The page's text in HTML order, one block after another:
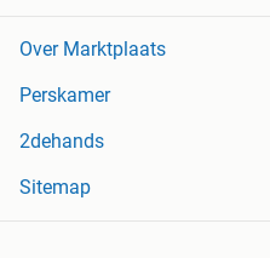
Over Marktplaats
Perskamer
2dehands
Sitemap